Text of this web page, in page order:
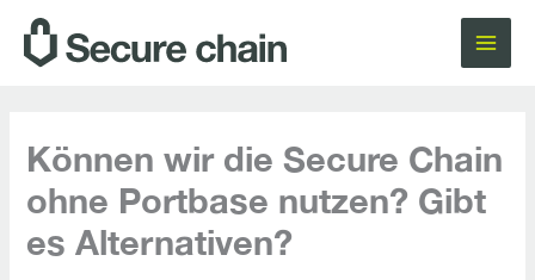
Inhalt
springen
Können wir die Secure Chain
ohne Portbase nutzen? Gibt
es Alternativen?